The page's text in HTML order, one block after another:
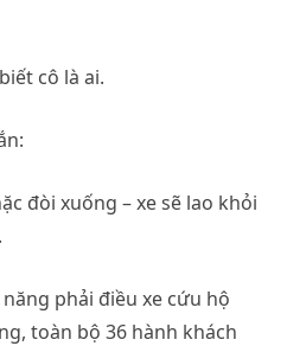
cô là ai.
đòi xuống – xe sẽ lao khỏi
phải điều xe cứu hộ
toàn bộ 36 hành khách